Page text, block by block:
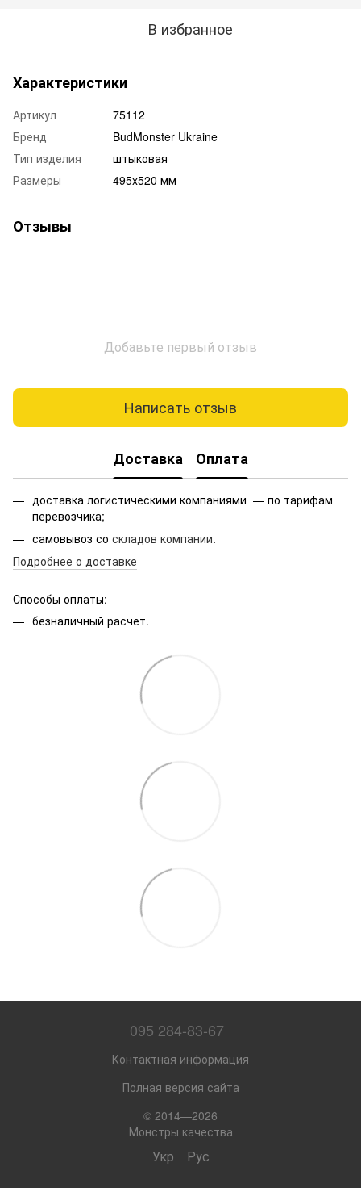
В избранное
Характеристики
Артикул
75112
Бренд
BudMonster Ukraine
Тип изделия
штыковая
Размеры
495x520 мм
Отзывы
Добавьте первый отзыв
Написать отзыв
Доставка Оплата
доставка логистическими компаниями — по тарифам
перевозчика;
самовывоз со складов компании.
Подробнее о доставке
Способы оплаты:
безналичный расчет.
095 284-83-67
Контактная информация
Полная версия сайта
© 2014—2026
Монстры качества
Укр Рус